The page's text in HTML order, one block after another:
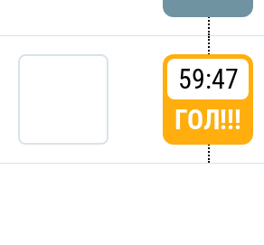
59:47
ГОЛ!!!